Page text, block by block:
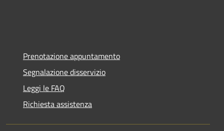
Prenotazione appuntamento
Segnalazione disservizio
Leggi le FAQ
Richiesta assistenza